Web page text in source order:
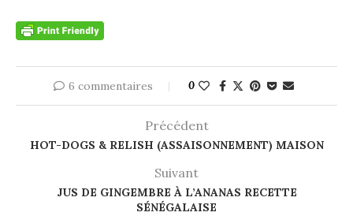
6 commentaires 0
Précédent
HOT-DOGS & RELISH (ASSAISONNEMENT) MAISON
Suivant
JUS DE GINGEMBRE À L’ANANAS RECETTE
SÉNÉGALAISE